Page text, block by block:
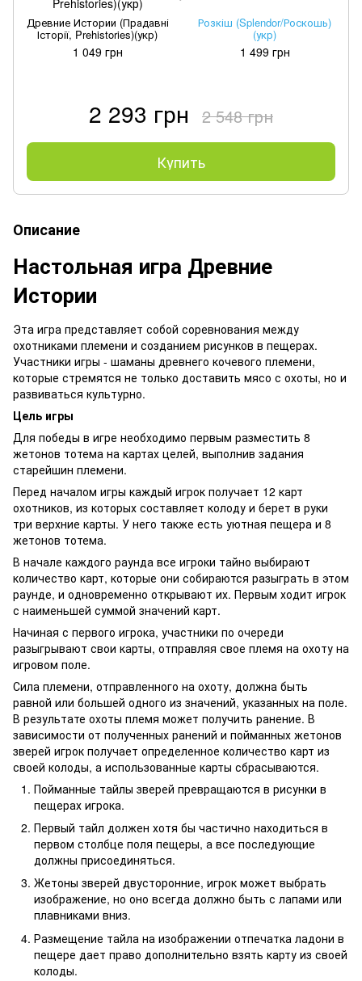
Древние Истории (Прадавні
Історії, Prehistories)(укр)
1 049 грн
Розкіш (Splendor/Роскошь)
(укр)
1 499 грн
2 293 грн 2 548 грн
Купить
Описание
Настольная игра Древние
Истории
Эта игра представляет собой соревнования между
охотниками племени и созданием рисунков в пещерах.
Участники игры - шаманы древнего кочевого племени,
которые стремятся не только доставить мясо с охоты, но и
развиваться культурно.
Цель игры
Для победы в игре необходимо первым разместить 8
жетонов тотема на картах целей, выполнив задания
старейшин племени.
Перед началом игры каждый игрок получает 12 карт
охотников, из которых составляет колоду и берет в руки
три верхние карты. У него также есть уютная пещера и 8
жетонов тотема.
В начале каждого раунда все игроки тайно выбирают
количество карт, которые они собираются разыграть в этом
раунде, и одновременно открывают их. Первым ходит игрок
с наименьшей суммой значений карт.
Начиная с первого игрока, участники по очереди
разыгрывают свои карты, отправляя свое племя на охоту на
игровом поле.
Сила племени, отправленного на охоту, должна быть
равной или большей одного из значений, указанных на поле.
В результате охоты племя может получить ранение. В
зависимости от полученных ранений и пойманных жетонов
зверей игрок получает определенное количество карт из
своей колоды, а использованные карты сбрасываются.
Пойманные тайлы зверей превращаются в рисунки в
пещерах игрока.
Первый тайл должен хотя бы частично находиться в
первом столбце поля пещеры, а все последующие
должны присоединяться.
Жетоны зверей двусторонние, игрок может выбрать
изображение, но оно всегда должно быть с лапами или
плавниками вниз.
Размещение тайла на изображении отпечатка ладони в
пещере дает право дополнительно взять карту из своей
колоды.